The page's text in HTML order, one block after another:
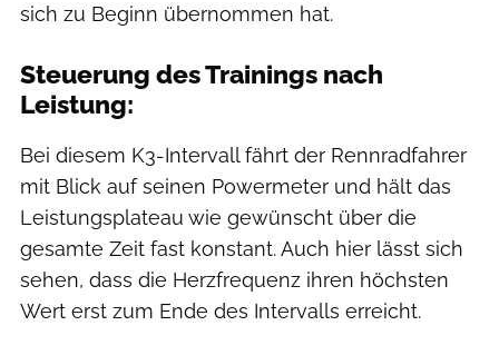
sich zu Beginn übernommen hat.
Steuerung des Trainings nach
Leistung:
Bei diesem K3-Intervall fährt der Rennradfahrer
mit Blick auf seinen Powermeter und hält das
Leistungsplateau wie gewünscht über die
gesamte Zeit fast konstant. Auch hier lässt sich
sehen, dass die Herzfrequenz ihren höchsten
Wert erst zum Ende des Intervalls erreicht.